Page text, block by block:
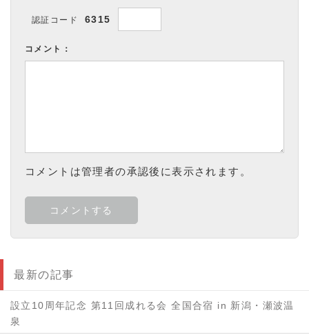
認証コード 6315
コメント：
コメントは管理者の承認後に表示されます。
最新の記事
設立10周年記念 第11回成れる会 全国合宿 in 新潟・瀬波温
泉